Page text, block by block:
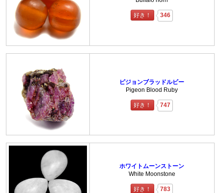
好き！ 346
ピジョンブラッドルビー
Pigeon Blood Ruby
好き！ 747
ホワイトムーンストーン
White Moonstone
好き！ 783